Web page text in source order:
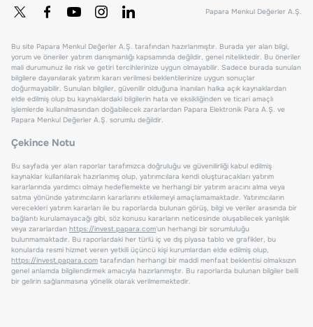
Papara Menkul Değerler A.Ş.
Bu site Papara Menkul Değerler A.Ş. tarafından hazırlanmıştır. Burada yer alan bilgi,
yorum ve öneriler yatırım danışmanlığı kapsamında değildir, genel niteliktedir. Bu öneriler
mali durumunuz ile risk ve getiri tercihlerinize uygun olmayabilir. Sadece burada sunulan
bilgilere dayanılarak yatırım kararı verilmesi beklentilerinize uygun sonuçlar
doğurmayabilir. Sunulan bilgiler, güvenilir olduğuna inanılan halka açık kaynaklardan
elde edilmiş olup bu kaynaklardaki bilgilerin hata ve eksikliğinden ve ticari amaçlı
işlemlerde kullanılmasından doğabilecek zararlardan Papara Elektronik Para A.Ş. ve
Papara Menkul Değerler A.Ş. sorumlu değildir.
Çekince Notu
Bu sayfada yer alan raporlar tarafımızca doğruluğu ve güvenilirliği kabul edilmiş
kaynaklar kullanılarak hazırlanmış olup, yatırımcılara kendi oluşturacakları yatırım
kararlarında yardımcı olmayı hedeflemekte ve herhangi bir yatırım aracını alma veya
satma yönünde yatırımcıların kararlarını etkilemeyi amaçlamamaktadır. Yatırımcıların
verecekleri yatırım kararları ile bu raporlarda bulunan görüş, bilgi ve veriler arasında bir
bağlantı kurulamayacağı gibi, söz konusu kararların neticesinde oluşabilecek yanlışlık
veya zararlardan https://invest.papara.com'un herhangi bir sorumluluğu
bulunmamaktadır. Bu raporlardaki her türlü iç ve dış piyasa tablo ve grafikler, bu
konularda resmi hizmet veren yetkili üçüncü kişi kurumlardan elde edilmiş olup,
https://invest.papara.com tarafından herhangi bir maddi menfaat beklentisi olmaksızın
genel anlamda bilgilendirmek amacıyla hazırlanmıştır. Bu raporlarda bulunan bilgiler belli
bir gelirin sağlanmasına yönelik olarak verilmemektedir.